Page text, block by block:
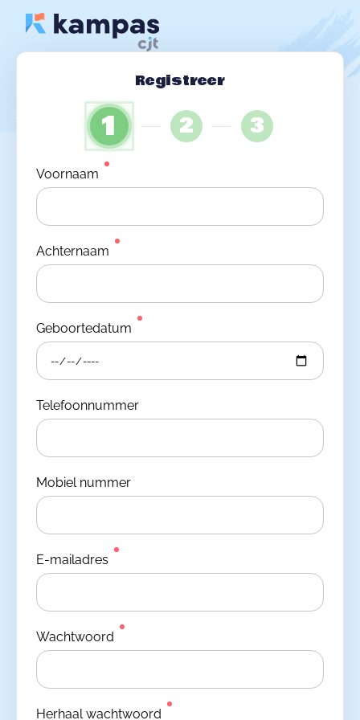
Registreer
1 2 3
Voornaam
Achternaam
Geboortedatum
Telefoonnummer
Mobiel nummer
E-mailadres
Wachtwoord
Herhaal wachtwoord